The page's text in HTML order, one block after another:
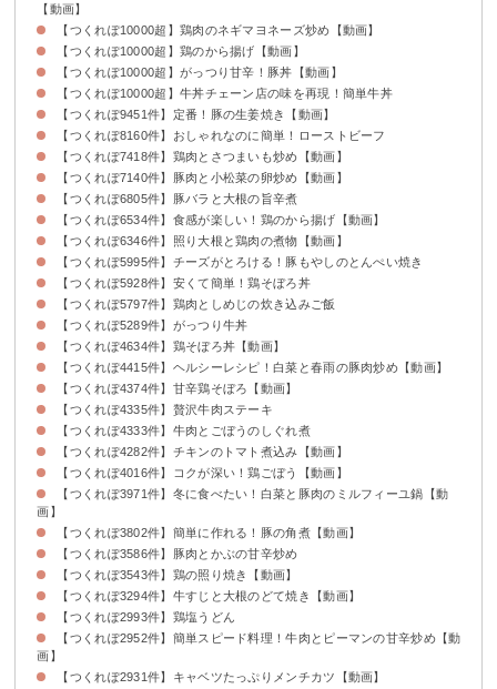
【動画】
【つくれぽ10000超】鶏肉のネギマヨネーズ炒め【動画】
【つくれぽ10000超】鶏のから揚げ【動画】
【つくれぽ10000超】がっつり甘辛！豚丼【動画】
【つくれぽ10000超】牛丼チェーン店の味を再現！簡単牛丼
【つくれぽ9451件】定番！豚の生姜焼き【動画】
【つくれぽ8160件】おしゃれなのに簡単！ローストビーフ
【つくれぽ7418件】鶏肉とさつまいも炒め【動画】
【つくれぽ7140件】豚肉と小松菜の卵炒め【動画】
【つくれぽ6805件】豚バラと大根の旨辛煮
【つくれぽ6534件】食感が楽しい！鶏のから揚げ【動画】
【つくれぽ6346件】照り大根と鶏肉の煮物【動画】
【つくれぽ5995件】チーズがとろける！豚もやしのとんぺい焼き
【つくれぽ5928件】安くて簡単！鶏そぼろ丼
【つくれぽ5797件】鶏肉としめじの炊き込みご飯
【つくれぽ5289件】がっつり牛丼
【つくれぽ4634件】鶏そぼろ丼【動画】
【つくれぽ4415件】ヘルシーレシピ！白菜と春雨の豚肉炒め【動画】
【つくれぽ4374件】甘辛鶏そぼろ【動画】
【つくれぽ4335件】贅沢牛肉ステーキ
【つくれぽ4333件】牛肉とごぼうのしぐれ煮
【つくれぽ4282件】チキンのトマト煮込み【動画】
【つくれぽ4016件】コクが深い！鶏ごぼう【動画】
【つくれぽ3971件】冬に食べたい！白菜と豚肉のミルフィーユ鍋【動
画】
【つくれぽ3802件】簡単に作れる！豚の角煮【動画】
【つくれぽ3586件】豚肉とかぶの甘辛炒め
【つくれぽ3543件】鶏の照り焼き【動画】
【つくれぽ3294件】牛すじと大根のどて焼き【動画】
【つくれぽ2993件】鶏塩うどん
【つくれぽ2952件】簡単スピード料理！牛肉とピーマンの甘辛炒め【動
画】
【つくれぽ2931件】キャベツたっぷりメンチカツ【動画】